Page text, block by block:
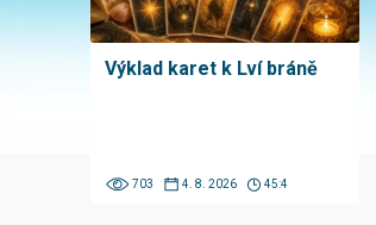
Výklad karet k Lví bráně
703 4. 8. 2026 45:4